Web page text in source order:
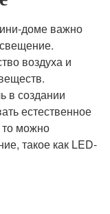
доме важно
воздуха и
в создании
естественное
можно
такое как LED-